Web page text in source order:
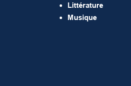
Littérature
Musique